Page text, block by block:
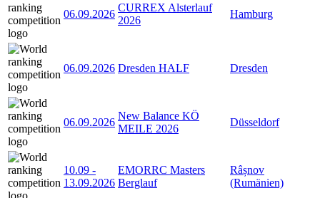
06.09.2026
CURREX Alsterlauf
2026
Hamburg
06.09.2026 Dresden HALF Dresden
06.09.2026
New Balance KÖ
MEILE 2026
Düsseldorf
10.09 -
13.09.2026
EMORRC Masters
Berglauf
Râșnov
(Rumänien)